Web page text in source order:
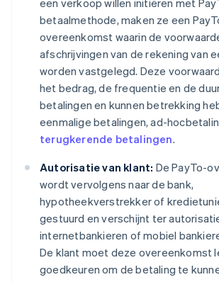
een verkoop willen initiëren met
betaalmethode, maken ze een
overeenkomst waarin de
afschrijvingen van de rekening van
worden vastgelegd. Deze
het bedrag, de frequentie en de
betalingen en kunnen betrekking
eenmalige betalingen, ad-
terugkerende betalingen.
Autorisatie van klant: De PayTo-
wordt vervolgens naar de bank,
hypotheekverstrekker of
gestuurd en verschijnt ter
internetbankieren of mobiel
De klant moet deze overeenkomst
goedkeuren om de betaling te